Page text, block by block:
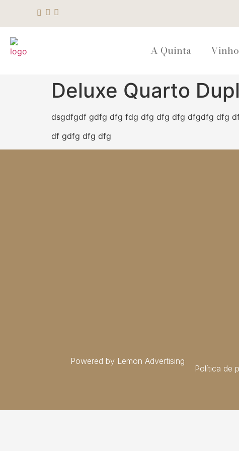
A Quinta
Deluxe Quarto
dsgdfgdf gdfg dfg fdg dfg dfg dfg dfgdfg dfg
df gdfg dfg dfg
Powered by Lemon Advertising
Política de